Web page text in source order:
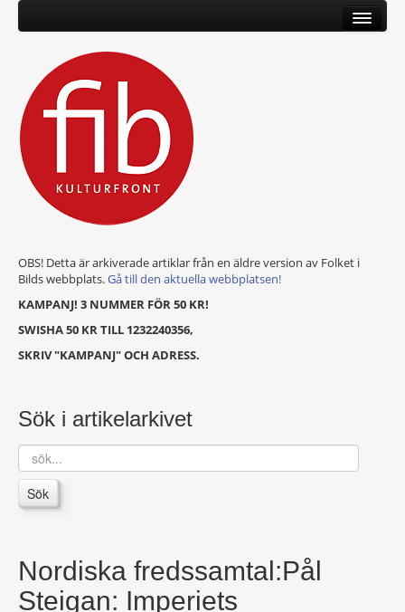
OBS! Detta är arkiverade artiklar från en äldre version av Folket i
Bilds webbplats.Gå till den aktuella webbplatsen!
KAMPANJ! 3 NUMMER FÖR 50 KR!
SWISHA 50 KR TILL 1232240356,
SKRIV "KAMPANJ" OCH ADRESS.
Sök i artikelarkivet
sök...
Sök
Nordiska fredssamtal:Pål
Steigan: Imperiets